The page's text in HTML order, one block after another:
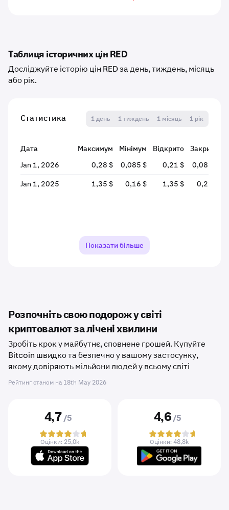
Таблиця історичних цін RED
Досліджуйте історію цін RED за день, тиждень, місяць
або рік.
Статистика 1 день 1 тиждень 1 місяць 1 рік
Дата Максимум Мінімум Відкрито Закрито
Jan 1, 2026
0,28 $ 0,085 $ 0,21 $ 0,088 $
Jan 1, 2025 1,35 $ 0,16 $ 1,35 $ 0,21 $
Показати більше
Розпочніть свою подорож у світі
криптовалют за лічені хвилини
Зробіть крок у майбутнє, сповнене грошей. Купуйте
Bitcoin швидко та безпечно у вашому застосунку,
якому довіряють мільйони людей у ​​всьому світі
Рейтинг станом на 18th May 2026
4,7 /5
Оцінки: 25,0k
4,6 /5
Оцінки: 48,8k